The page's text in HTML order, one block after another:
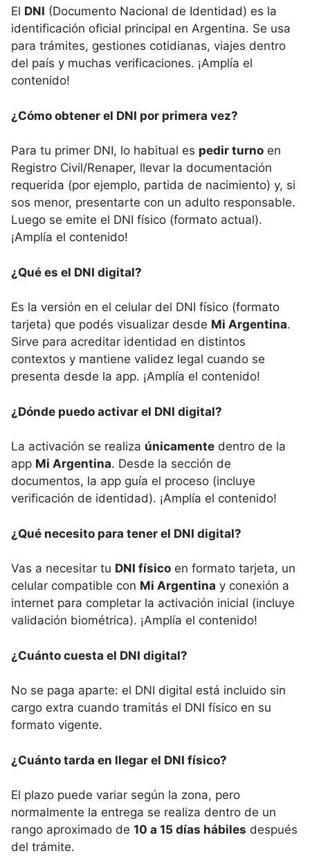
El DNI (Documento Nacional de Identidad) es la
identificación oficial principal en Argentina. Se usa
para trámites, gestiones cotidianas, viajes dentro
del país y muchas verificaciones. ¡Amplía el
contenido!
¿Cómo obtener el DNI por primera vez?
Para tu primer DNI, lo habitual es pedir turno en
Registro Civil/Renaper, llevar la documentación
requerida (por ejemplo, partida de nacimiento) y, si
sos menor, presentarte con un adulto responsable.
Luego se emite el DNI físico (formato actual).
¡Amplía el contenido!
¿Qué es el DNI digital?
Es la versión en el celular del DNI físico (formato
tarjeta) que podés visualizar desde Mi Argentina.
Sirve para acreditar identidad en distintos
contextos y mantiene validez legal cuando se
presenta desde la app. ¡Amplía el contenido!
¿Dónde puedo activar el DNI digital?
La activación se realiza únicamente dentro de la
app Mi Argentina. Desde la sección de
documentos, la app guía el proceso (incluye
verificación de identidad). ¡Amplía el contenido!
¿Qué necesito para tener el DNI digital?
Vas a necesitar tu DNI físico en formato tarjeta, un
celular compatible con Mi Argentina y conexión a
internet para completar la activación inicial (incluye
validación biométrica). ¡Amplía el contenido!
¿Cuánto cuesta el DNI digital?
No se paga aparte: el DNI digital está incluido sin
cargo extra cuando tramitás el DNI físico en su
formato vigente.
¿Cuánto tarda en llegar el DNI físico?
El plazo puede variar según la zona, pero
normalmente la entrega se realiza dentro de un
rango aproximado de 10 a 15 días hábiles después
del trámite.